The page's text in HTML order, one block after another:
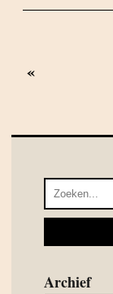
«
Archief